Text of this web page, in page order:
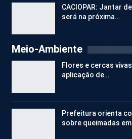
CACIOPAR: Jantar
será na próxima…
Meio-Ambiente
Flores e cercas
aplicação de…
Prefeitura orienta
sobre queimadas